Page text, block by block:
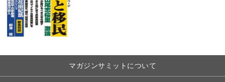
マガジンサミットについて